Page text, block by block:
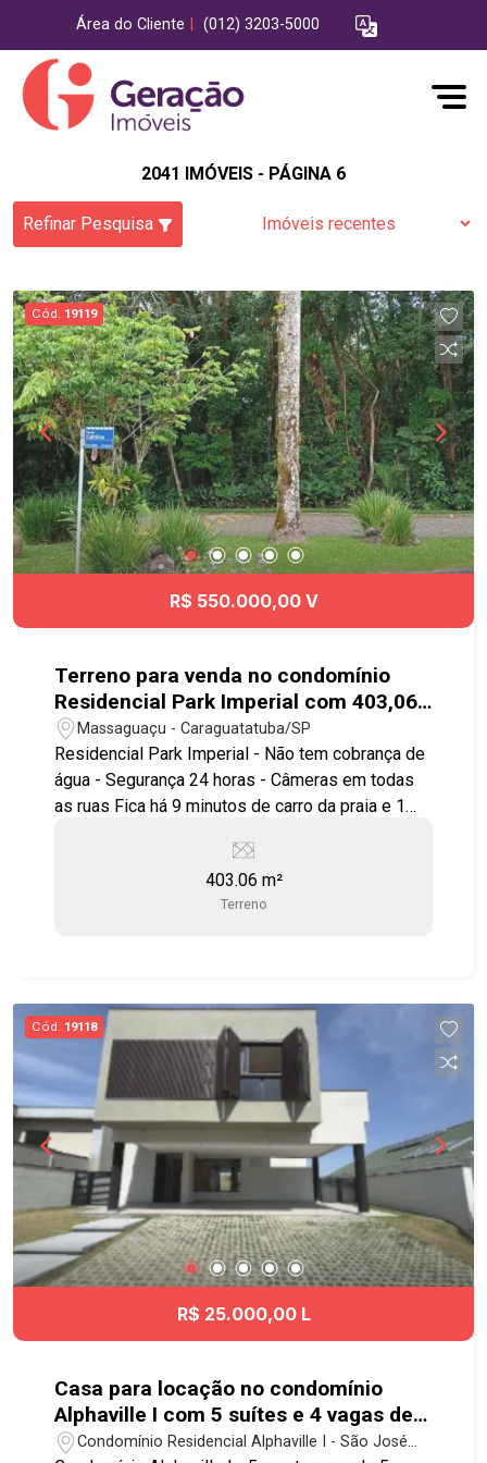
Área do Cliente (012) 3203-5000
2041 IMÓVEIS - PÁGINA 6
Refinar Pesquisa
Cód. 19119
R$ 550.000,00 V
Terreno para venda no condomínio
Residencial Park Imperial com 403,06
m² - No bairro Massaguaçu -
Caraguatatuba - SP
Massaguaçu - Caraguatatuba/SP
Residencial Park Imperial - Não tem cobrança de
água - Segurança 24 horas - Câmeras em todas
as ruas Fica há 9 minutos de carro da praia e 1
#geraãoimóveis #terrenovenda
#terrenovendaCaraguatatuba #Massaguaçu
403.06 m²
Terreno
Cód. 19118
R$ 25.000,00 L
Casa para locação no condomínio
Alphaville I com 5 suítes e 4 vagas de
garagem - 640 m² de terreno - No
Condomínio Residencial Alphaville I - São José